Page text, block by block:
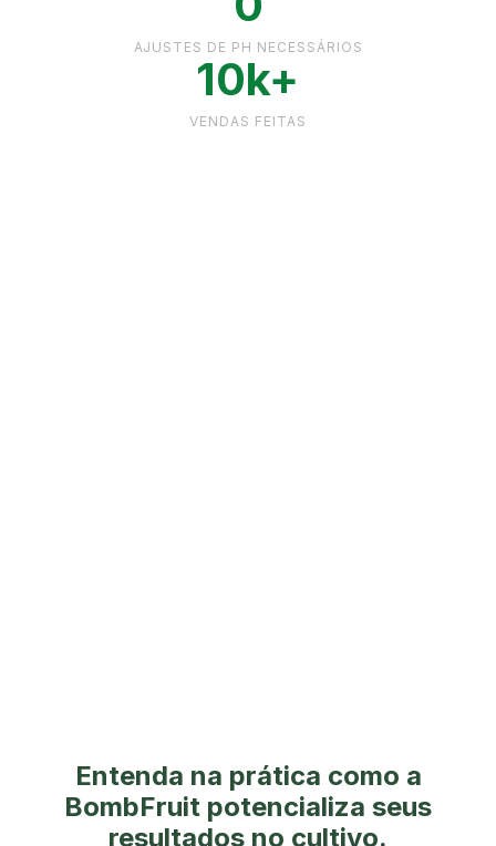
AJUSTES DE PH NECESSÁRIOS
10k+
VENDAS FEITAS
Entenda na prática como a
BombFruit potencializa seus
resultados no cultivo.